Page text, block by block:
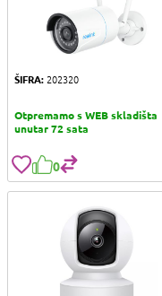
ŠIFRA: 202320
Otpremamo s WEB skladišta
unutar 72 sata
0